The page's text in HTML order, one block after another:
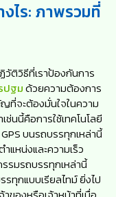
ไร: ภาพรวมที่
วัติวิธีที่เราป้องกันการ
ปฐมด้วยความต้องการ
ที่จะต้องมั่นใจในความ
นนี้คือการใช้เทคโนโลยี
บนรถบรรทุกเหล่านี้
แหน่งและความเร็ว
รมรถบรรทุกเหล่านี้
ทุกแบบเรียลไทม์ ยิ่งไป